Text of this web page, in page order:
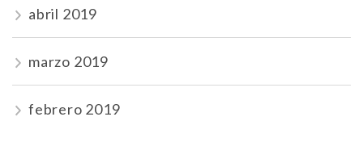
abril 2019
marzo 2019
febrero 2019